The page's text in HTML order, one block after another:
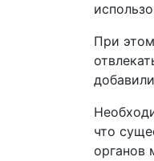
При
что
органов